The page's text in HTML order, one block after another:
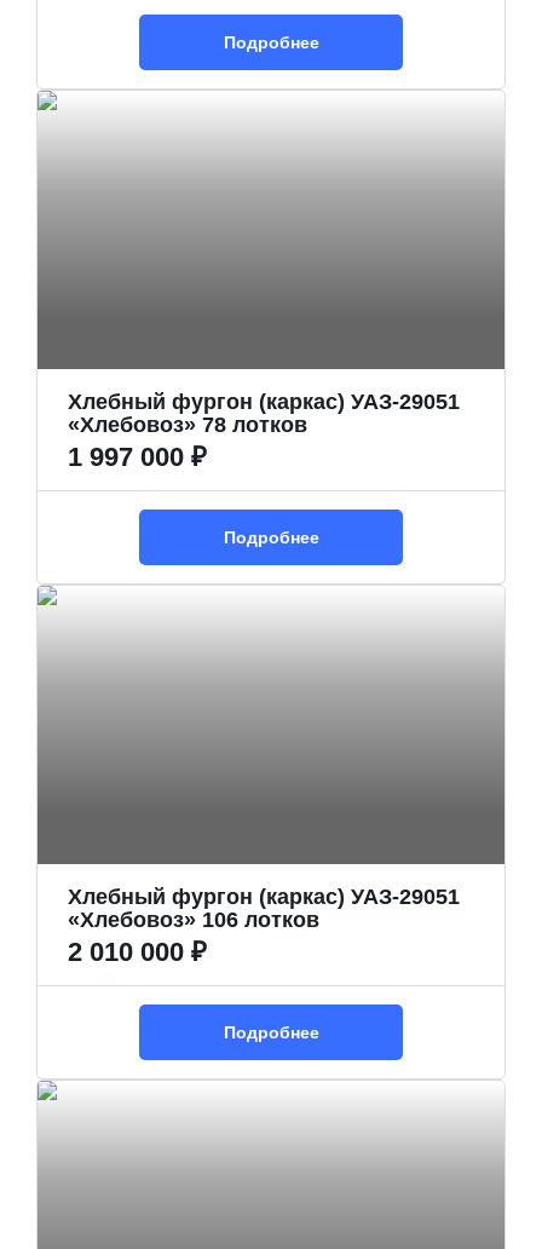
Подробнее
Хлебный фургон (каркас) УАЗ-29051
«Хлебовоз» 78 лотков
1 997 000 ₽
Подробнее
Хлебный фургон (каркас) УАЗ-29051
«Хлебовоз» 106 лотков
2 010 000 ₽
Подробнее